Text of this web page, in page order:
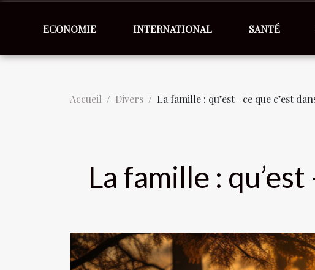
ECONOMIE INTERNATIONAL SANTÉ
Accueil Divers La famille : qu’est –ce que c’est
La famille :